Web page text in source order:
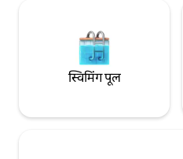
स्विमिंग पूल